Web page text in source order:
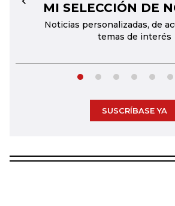
MI SELECCIÓN DE
Noticias personalizadas, de
temas de interés
←
SUSCRÍBASE YA